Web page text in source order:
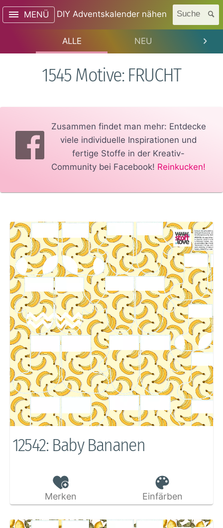
MENÜ DIY Adventskalender nähen Suche
ALLE NEU
1545 Motive: FRUCHT
Zusammen findet man mehr: Entdecke
viele individuelle Inspirationen und
fertige Stoffe in der Kreativ-
Community bei Facebook! Reinkucken!
12542: Baby Bananen
Merken Einfärben